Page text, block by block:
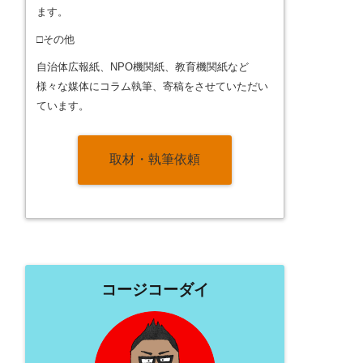
ます。
□その他
自治体広報紙、NPO機関紙、教育機関紙など
様々な媒体にコラム執筆、寄稿をさせていただい
ています。
取材・執筆依頼
コージコーダイ